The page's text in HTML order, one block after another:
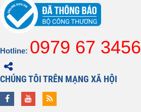
Hotline: 0979 67 3456
CHÚNG TÔI TRÊN MẠNG XÃ HỘI